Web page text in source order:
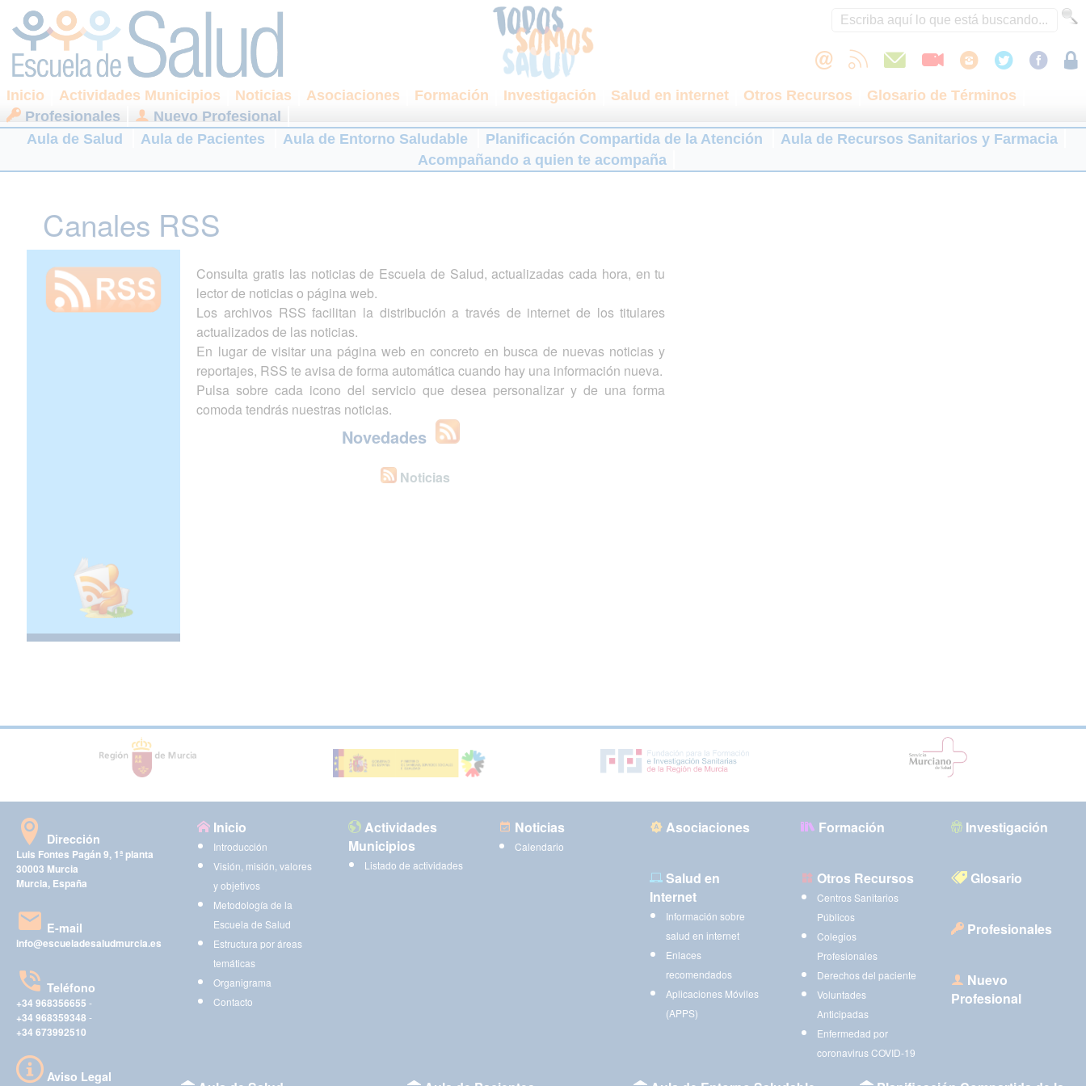
Inicio Actividades Municipios Noticias Asociaciones Formación Investigación Salud en internet Otros Recursos
Glosario de Términos
Profesionales
Nuevo Profesional
Aula de Salud
Aula de Pacientes Aula de Entorno Saludable Planificación Compartida de la Atención
Aula de Recursos Sanitarios y Farmacia
Acompañando a quien te acompaña
Canales RSS
Consulta gratis las noticias de Escuela de Salud, actualizadas cada hora, en tu
lector de noticias o página web.
Los archivos RSS facilitan la distribución a través de internet de los titulares
actualizados de las noticias.
En lugar de visitar una página web en concreto en busca de nuevas noticias y
reportajes, RSS te avisa de forma automática cuando hay una información nueva.
Pulsa sobre cada icono del servicio que desea personalizar y de una forma
comoda tendrás nuestras noticias.
Novedades
Noticias
Dirección
Luis Fontes Pagán 9, 1ª planta
30003 Murcia
Murcia, España
E-mail
info@escueladesaludmurcia.es
Teléfono
+34 968356655 -
+34 968359348 -
+34 673992510
Aviso Legal
Inicio
Introducción
Visión, misión, valores
y objetivos
Metodología de la
Escuela de Salud
Estructura por áreas
temáticas
Organigrama
Contacto
Actividades
Municipios
Listado de actividades
Noticias
Calendario
Asociaciones Formación Investigación
Salud en
Internet
Información sobre
salud en internet
Enlaces
recomendados
Aplicaciones Móviles
(APPS)
Otros Recursos
Centros Sanitarios
Públicos
Colegios
Profesionales
Derechos del paciente
Voluntades
Anticipadas
Enfermedad por
coronavirus COVID-19
Glosario
Profesionales
Nuevo
Profesional